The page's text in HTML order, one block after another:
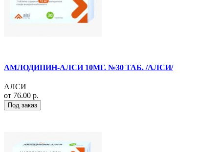
АМЛОДИПИН-АЛСИ 10МГ. №30 ТАБ. /АЛСИ/
АЛСИ
от 76.00 р.
Под заказ